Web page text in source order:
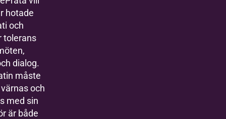
hotade
och
tolerans
dialog.
måste
och
med sin
är både